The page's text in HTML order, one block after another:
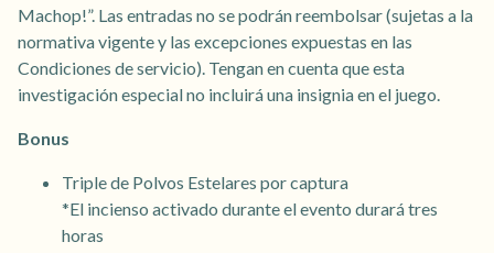
Machop!”. Las entradas no se podrán reembolsar (sujetas a la
normativa vigente y las excepciones expuestas en las
Condiciones de servicio). Tengan en cuenta que esta
investigación especial no incluirá una insignia en el juego.
Bonus
Triple de Polvos Estelares por captura
*El incienso activado durante el evento durará tres
horas